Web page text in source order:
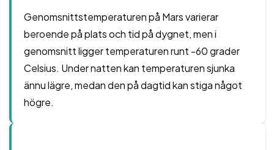
Genomsnittstemperaturen på Mars varierar
beroende på plats och tid på dygnet, men i
genomsnitt ligger temperaturen runt -60 grader
Celsius. Under natten kan temperaturen sjunka
ännu lägre, medan den på dagtid kan stiga något
högre.